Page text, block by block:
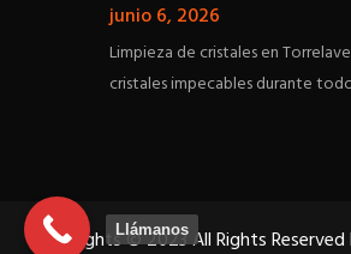
junio 6, 2026
Limpieza de cristales en
cristales impecables durante
Copyrights © 2023 All Rights
Llámanos